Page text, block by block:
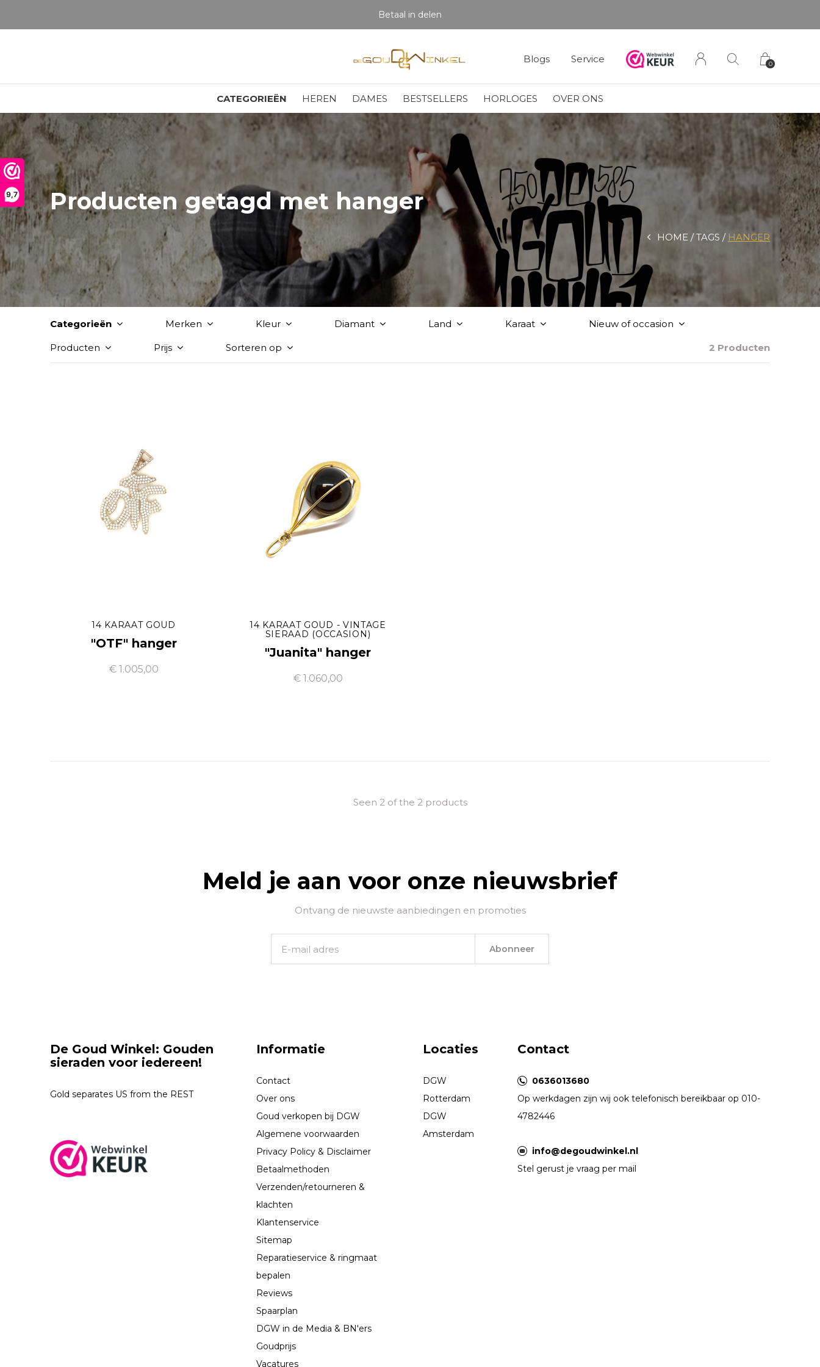
9,7
CATEGORIEËN HEREN DAMES BESTSELLERS HORLOGES OVER ONS
Blogs Service 0
Betaal in delen
Producten getagd met hanger
HOME TAGS HANGER
Categorieën Merken Kleur Diamant Land Karaat Nieuw of occasion
Producten Prijs Sorteren op 2 Producten
14 KARAAT GOUD
"OTF" hanger
€ 1.005,00
14 KARAAT GOUD - VINTAGE
SIERAAD (OCCASION)
"Juanita" hanger
€ 1.060,00
Seen 2 of the 2 products
Meld je aan voor onze nieuwsbrief
Ontvang de nieuwste aanbiedingen en promoties
Abonneer
De Goud Winkel: Gouden
sieraden voor iedereen!
Gold separates US from the REST
Informatie
Contact
Over ons
Goud verkopen bij DGW
Algemene voorwaarden
Privacy Policy & Disclaimer
Betaalmethoden
Verzenden/retourneren &
klachten
Klantenservice
Sitemap
Reparatieservice & ringmaat
bepalen
Reviews
Spaarplan
DGW in de Media & BN'ers
Goudprijs
Vacatures
Locaties
DGW
Rotterdam
DGW
Amsterdam
Contact
0636013680
Op werkdagen zijn wij ook telefonisch bereikbaar op 010-
4782446
info@degoudwinkel.nl
Stel gerust je vraag per mail